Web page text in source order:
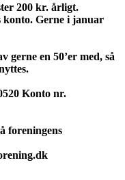
200 kr. årligt.
konto. Gerne i januar
gerne en 50’er med, så
Konto nr.
foreningens